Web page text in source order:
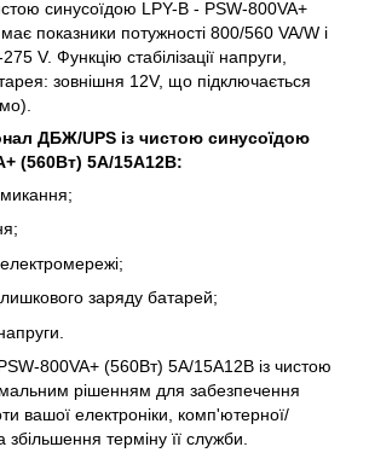
синусоїдою LPY-B - PSW-800VA+
показники потужності 800/560 VA/W і
V. Функцію стабілізації напруги,
зовнішня 12V, що підключається
ДБЖ/UPS із чистою синусоїдою
(560Вт) 5A/15A12В:
заряду батарей;
800VA+ (560Вт) 5A/15A12В із чистою
рішенням для забезпечення
вашої електроніки, комп'ютерної/
збільшення терміну її служби.